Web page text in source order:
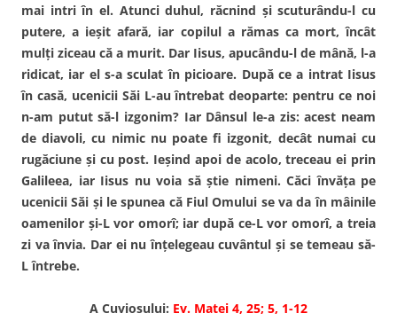
mai intri în el. Atunci duhul, răcnind şi scuturându-l cu
putere, a ieşit afară, iar copilul a rămas ca mort, încât
mulţi ziceau că a murit. Dar Iisus, apucându-l de mână, l-a
ridicat, iar el s-a sculat în picioare. După ce a intrat Iisus
în casă, ucenicii Săi L-au întrebat deoparte: pentru ce noi
n-am putut să-l izgonim? Iar Dânsul le-a zis: acest neam
de diavoli, cu nimic nu poate fi izgonit, decât numai cu
rugăciune şi cu post. Ieşind apoi de acolo, treceau ei prin
Galileea, iar Iisus nu voia să ştie nimeni. Căci învăţa pe
ucenicii Săi şi le spunea că Fiul Omului se va da în mâinile
oamenilor şi-L vor omorî; iar după ce-L vor omorî, a treia
zi va învia. Dar ei nu înţelegeau cuvântul şi se temeau să-
L întrebe.
A Cuviosului: Ev. Matei 4, 25; 5, 1-12